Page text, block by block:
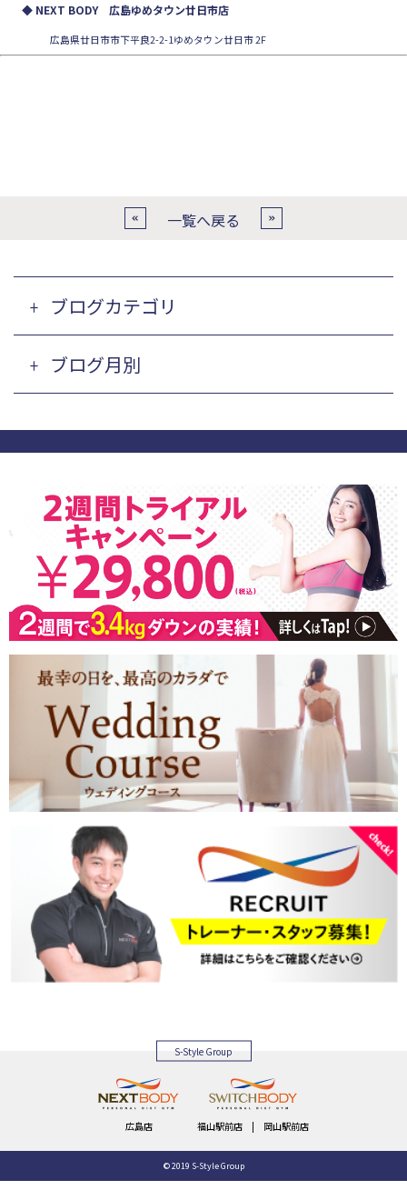
◆ NEXT BODY 広島ゆめタウン廿日市店
広島県廿日市市下平良2-2-1ゆめタウン廿日市 2F
一覧へ戻る
ブログカテゴリ
ブログ月別
S-Style Group
広島店 福山駅前店 | 岡山駅前店
© 2019 S-Style Group